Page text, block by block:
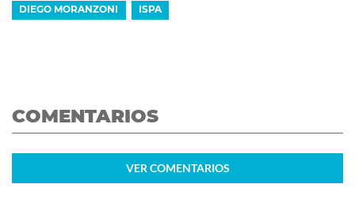
DIEGO MORANZONI ISPA
COMENTARIOS
VER COMENTARIOS